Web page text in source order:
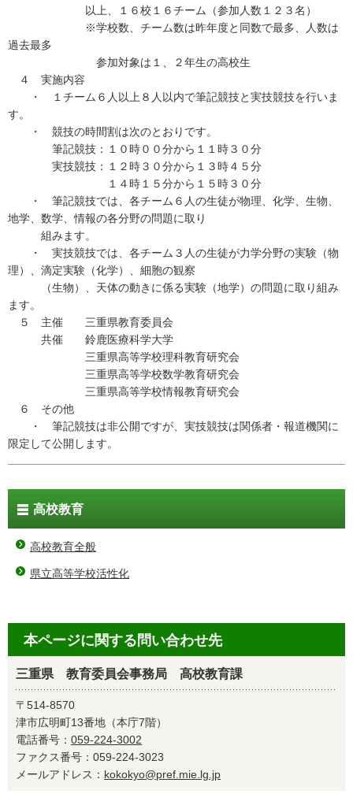
以上、１６校１６チーム（参加人数１２３名）
※学校数、チーム数は昨年度と同数で最多、人数は
過去最多
参加対象は１、２年生の高校生
４ 実施内容
・ １チーム６人以上８人以内で筆記競技と実技競技を行いま
す。
・ 競技の時間割は次のとおりです。
筆記競技：１０時００分から１１時３０分
実技競技：１２時３０分から１３時４５分
１４時１５分から１５時３０分
・ 筆記競技では、各チーム６人の生徒が物理、化学、生物、
地学、数学、情報の各分野の問題に取り
組みます。
・ 実技競技では、各チーム３人の生徒が力学分野の実験（物
理）、滴定実験（化学）、細胞の観察
（生物）、天体の動きに係る実験（地学）の問題に取り組み
ます。
５ 主催 三重県教育委員会
共催 鈴鹿医療科学大学
三重県高等学校理科教育研究会
三重県高等学校数学教育研究会
三重県高等学校情報教育研究会
６ その他
・ 筆記競技は非公開ですが、実技競技は関係者・報道機関に
限定して公開します。
高校教育
高校教育全般
県立高等学校活性化
本ページに関する問い合わせ先
三重県 教育委員会事務局 高校教育課
〒514-8570
津市広明町13番地（本庁7階）
電話番号： 059-224-3002
ファクス番号：059-224-3023
メールアドレス： kokokyo@pref.mie.lg.jp